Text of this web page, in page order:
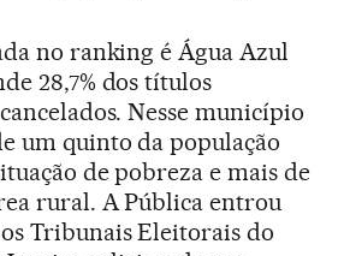
no ranking é Água Azul
28,7% dos títulos
Nesse município
um quinto da população
de pobreza e mais de
rural. A Pública entrou
Tribunais Eleitorais do